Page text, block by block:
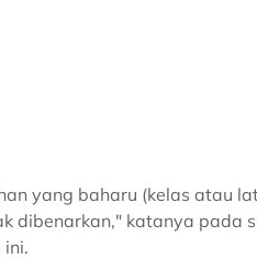
yang baharu (kelas atau
dibenarkan," katanya pada